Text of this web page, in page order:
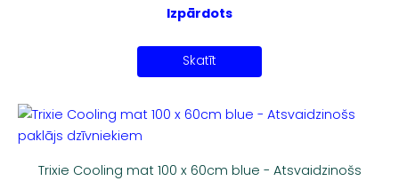
Izpārdots
Skatīt
Trixie Cooling mat 100 x 60cm blue - Atsvaidzinošs